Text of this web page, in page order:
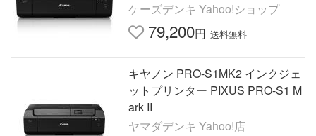
ケーズデンキ Yahoo!ショップ
79,200円 送料無料
キヤノン PRO-S1MK2 インクジェ
ットプリンター PIXUS PRO-S1 M
ark II
ヤマダデンキ Yahoo!店